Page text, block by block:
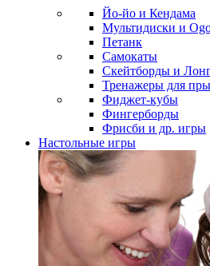
Йо-йо и Кендама
Мультидиски и
Петанк
Самокаты
Скейтборды и
Тренажеры для
Фиджет-кубы
Фингерборды
Фрисби и др. игры
Настольные игры